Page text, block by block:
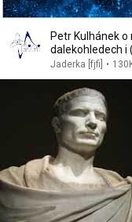
Petr Kulhánek
dalekohledech i
Jaderka [fjfi] •